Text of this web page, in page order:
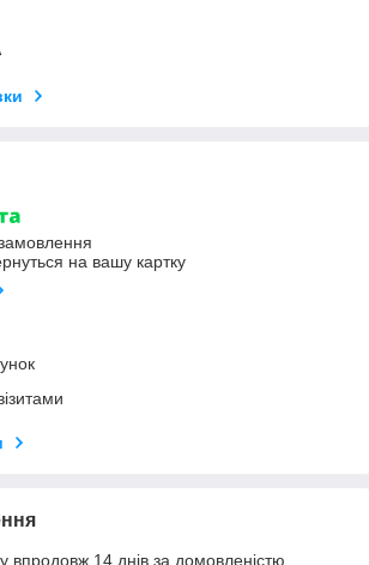
на вашу картку
впродовж 14 днів за домовленістю